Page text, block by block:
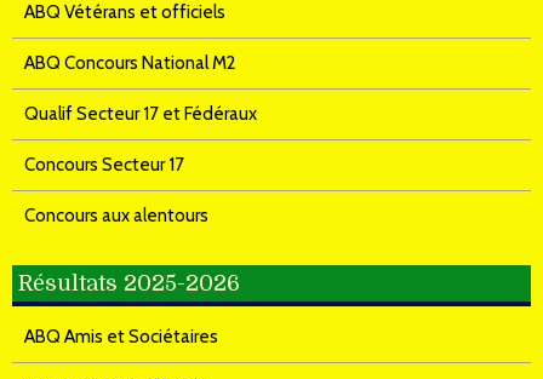
ABQ Vétérans et officiels
ABQ Concours National M2
Qualif Secteur 17 et Fédéraux
Concours Secteur 17
Concours aux alentours
Résultats 2025-2026
ABQ Amis et Sociétaires